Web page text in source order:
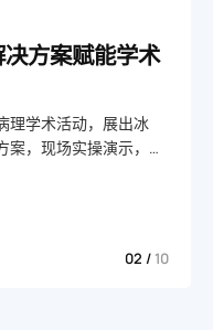
方案赋能学术
理学术活动，展出冰
，现场实操演示，助
02 / 10